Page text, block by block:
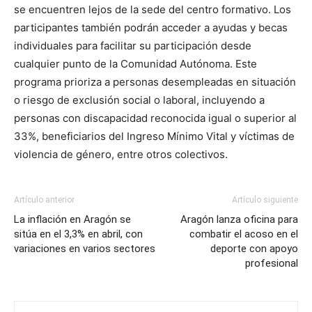
se encuentren lejos de la sede del centro formativo. Los
participantes también podrán acceder a ayudas y becas
individuales para facilitar su participación desde
cualquier punto de la Comunidad Autónoma. Este
programa prioriza a personas desempleadas en situación
o riesgo de exclusión social o laboral, incluyendo a
personas con discapacidad reconocida igual o superior al
33%, beneficiarios del Ingreso Mínimo Vital y víctimas de
violencia de género, entre otros colectivos.
Artículo anterior
La inflación en Aragón se
sitúa en el 3,3% en abril, con
variaciones en varios sectores
Artículo siguiente
Aragón lanza oficina para
combatir el acoso en el
deporte con apoyo
profesional